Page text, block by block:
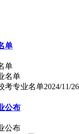
单
单
考专业名单2024/11/26
公布
公布